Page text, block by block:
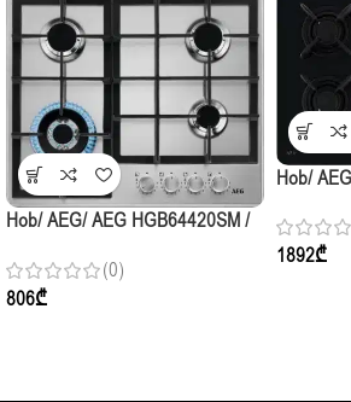
Hob/ AEG/ AEG HGB64420SM /
(0)
806₾
Hob/
1892₾